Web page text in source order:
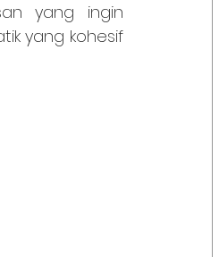
yang ingin
yang kohesif